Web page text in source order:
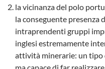
la vicinanza del polo
la conseguente presenza
intraprendenti gruppi
inglesi estremamente
attivi­tà minerarie: un tipo